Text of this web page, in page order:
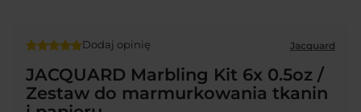
Dodaj opinię Jacquard
JACQUARD Marbling Kit 6x 0.5oz /
Zestaw do marmurkowania tkanin